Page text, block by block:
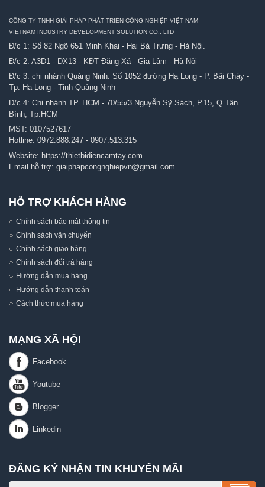
CÔNG TY TNHH GIẢI PHÁP PHÁT TRIỂN CÔNG NGHIỆP VIỆT NAM
VIETNAM INDUSTRY DEVELOPMENT SOLUTION CO., LTD
Đ/c 1: Số 82 Ngõ 651 Minh Khai - Hai Bà Trưng - Hà Nội.
Đ/c 2: A3D1 - DX13 - KĐT Đặng Xá - Gia Lâm - Hà Nội
Đ/c 3: chi nhánh Quảng Ninh: Số 1052 đường Hạ Long - P. Bãi Cháy -
Tp. Hạ Long - Tỉnh Quảng Ninh
Đ/c 4: Chi nhánh TP. HCM - 70/55/3 Nguyễn Sỹ Sách, P.15, Q.Tân
Bình, Tp.HCM
MST: 0107527617
Hotline: 0972.888.247 - 0907.513.315
Website: https://thietbidiencamtay.com
Email hỗ trợ: giaiphapcongnghiepvn@gmail.com
HỖ TRỢ KHÁCH HÀNG
Chính sách bảo mật thông tin
Chính sách vận chuyển
Chính sách giao hàng
Chính sách đổi trả hàng
Hướng dẫn mua hàng
Hướng dẫn thanh toán
Cách thức mua hàng
MẠNG XÃ HỘI
ĐĂNG KÝ NHẬN TIN KHUYẾN MÃI